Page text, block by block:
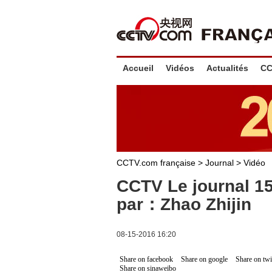
Accueil Vidéos Actualités
CCTV.com française > Journal > Vidéo
CCTV Le journal
par：Zhao Zhijin
08-15-2016 16:20
Share on facebook Share on google
Share on
Share on sinaweibo